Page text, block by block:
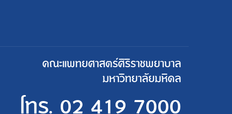
คณะแพทยศาสตร์ศิริราชพยาบาล
มหาวิทยาลัยมหิดล
โทร. 02 419 7000